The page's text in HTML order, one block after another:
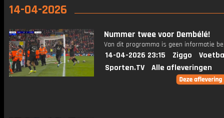
14-04-2026
Nummer twee voor Dembélé!
Van dit programma is geen informatie
14-04-2026 23:15 Ziggo
Sporten.TV
Alle afleveringen